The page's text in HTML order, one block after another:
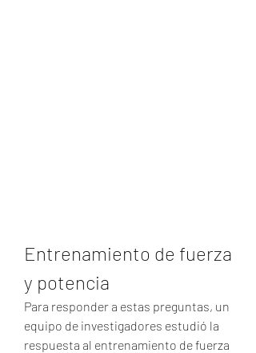
Entrenamiento de fuerza
y potencia
Para responder a estas preguntas, un
equipo de investigadores estudió la
respuesta al entrenamiento de fuerza